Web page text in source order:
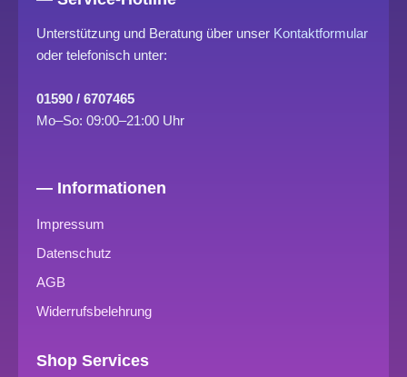
Unterstützung und Beratung über unser Kontaktformular
oder telefonisch unter:
01590 / 6707465
Mo–So: 09:00–21:00 Uhr
— Informationen
Impressum
Datenschutz
AGB
Widerrufsbelehrung
Shop Services